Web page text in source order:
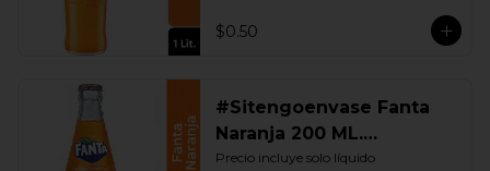
$0.50
#Sitengoenvase Fanta
Naranja 200 ML.
Retornable
Precio incluye solo líquido